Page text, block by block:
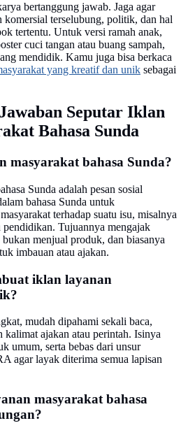
bertanggung jawab. Jaga agar
komersial terselubung, politik, dan hal
tertentu. Untuk versi ramah anak,
cuci tangan atau buang sampah,
mendidik. Kamu juga bisa berkaca
yang kreatif dan unik sebagai
Seputar Iklan
Bahasa Sunda
masyarakat bahasa Sunda?
Sunda adalah pesan sosial
bahasa Sunda untuk
terhadap suatu isu, misalnya
pendidikan. Tujuannya mengajak
menjual produk, dan biasanya
imbauan atau ajakan.
iklan layanan
mudah dipahami sekali baca,
kalimat ajakan atau perintah. Isinya
umum, serta bebas dari unsur
agar layak diterima semua lapisan
masyarakat bahasa